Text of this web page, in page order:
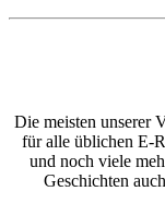
Die meisten unserer
für alle üblichen E-
und noch viele
Geschichten